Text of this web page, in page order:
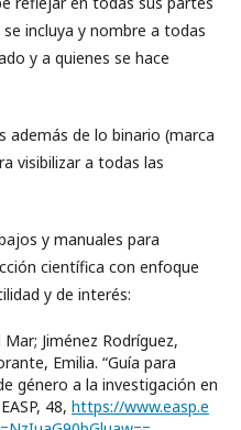
incluya y nombre a todas
y a quienes se hace
además de lo binario (marca
visibilizar a todas las
y manuales para
científica con enfoque
y de interés:
Jiménez Rodríguez,
Emilia. “Guía para
género a la investigación en
48, https://www.easp.e